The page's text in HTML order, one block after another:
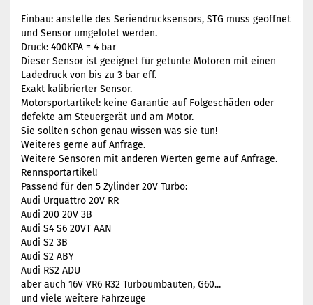
Einbau: anstelle des Seriendrucksensors, STG muss geöffnet
und Sensor umgelötet werden.
Druck: 400KPA = 4 bar
Dieser Sensor ist geeignet für getunte Motoren mit einen
Ladedruck von bis zu 3 bar eff.
Exakt kalibrierter Sensor.
Motorsportartikel: keine Garantie auf Folgeschäden oder
defekte am Steuergerät und am Motor.
Sie sollten schon genau wissen was sie tun!
Weiteres gerne auf Anfrage.
Weitere Sensoren mit anderen Werten gerne auf Anfrage.
Rennsportartikel!
Passend für den 5 Zylinder 20V Turbo:
Audi Urquattro 20V RR
Audi 200 20V 3B
Audi S4 S6 20VT AAN
Audi S2 3B
Audi S2 ABY
Audi RS2 ADU
aber auch 16V VR6 R32 Turboumbauten, G60...
und viele weitere Fahrzeuge